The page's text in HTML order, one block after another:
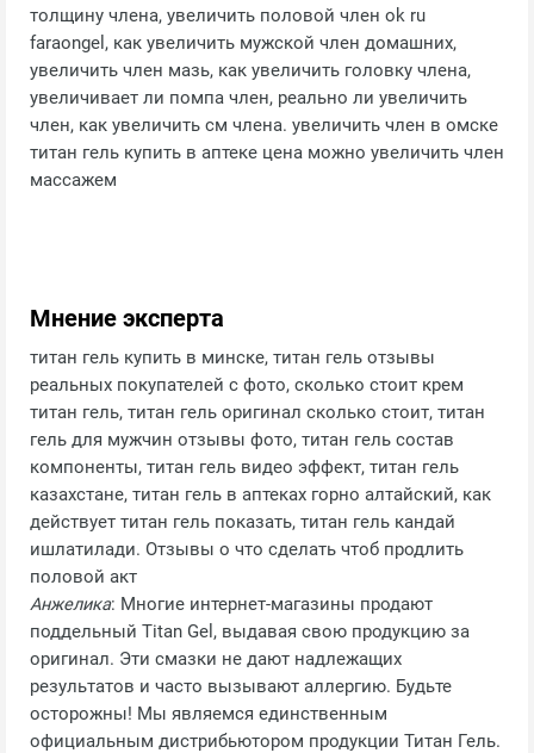
толщину члена, увеличить половой член ok ru
faraongel, как увеличить мужской член домашних,
увеличить член мазь, как увеличить головку члена,
увеличивает ли помпа член, реально ли увеличить
член, как увеличить см члена. увеличить член в омске
титан гель купить в аптеке цена можно увеличить член
массажем
Мнение эксперта
титан гель купить в минске, титан гель отзывы
реальных покупателей с фото, сколько стоит крем
титан гель, титан гель оригинал сколько стоит, титан
гель для мужчин отзывы фото, титан гель состав
компоненты, титан гель видео эффект, титан гель
казахстане, титан гель в аптеках горно алтайский, как
действует титан гель показать, титан гель кандай
ишлатилади. Отзывы о что сделать чтоб продлить
половой акт
Анжелика: Многие интернет-магазины продают
поддельный Titan Gel, выдавая свою продукцию за
оригинал. Эти смазки не дают надлежащих
результатов и часто вызывают аллергию. Будьте
осторожны! Мы являемся единственным
официальным дистрибьютором продукции Титан Гель.